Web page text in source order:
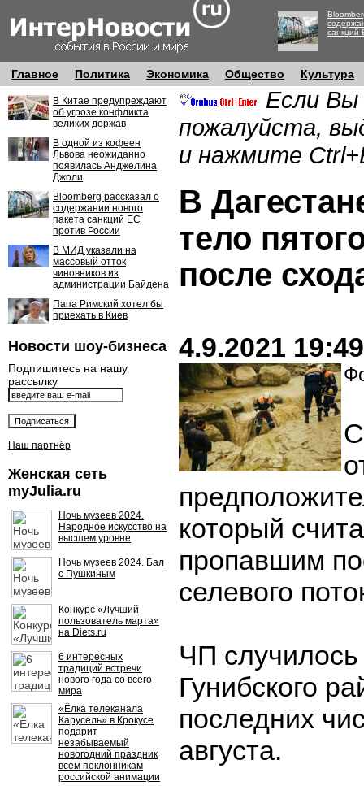
санкций
Главное Политика Экономика Общество Культура
В Китае предупреждают
об угрозе конфликта
великих держав
В одной из кофеен
Львова неожиданно
появилась Анджелина
Джоли
Bloomberg рассказал о
содержании нового
пакета санкций ЕС
против России
В МИД указали на
массовый отток
чиновников из
администрации Байдена
Папа Римский хотел бы
приехать в Киев
Новости шоу-бизнеса
Подпишитесь на нашу
рассылку
Наш партнёр
Женская сеть
myJulia.ru
Ночь музеев 2024.
Народное искусство на
высшем уровне
Ночь музеев 2024. Бал
с Пушкиным
Конкурс «Лучший
пользователь марта»
на Diets.ru
6 интересных
традиций встречи
нового года со всего
мира
«Ёлка телеканала
Карусель» в Крокусе
подарит
незабываемый
новогодний праздник
всем поклонникам
российской анимации
Если Вы
пожалуйста,
и нажмите
В
тело
после
4.9.2021 19:49
который
пропавшим
селевого
ЧП
Гунибского
последних
августа.